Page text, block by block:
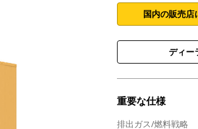
国内の販売店
ディー
重要な仕様
排出ガス/燃料戦略